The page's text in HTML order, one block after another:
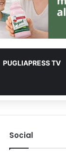
PUGLIAPRESS TV
Social